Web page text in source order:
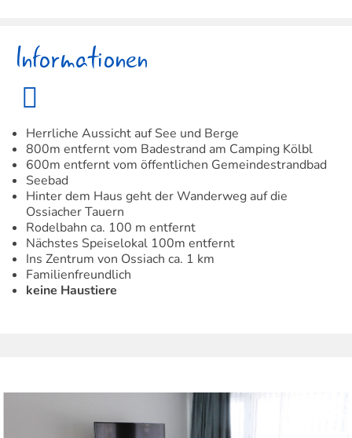
Informationen
Herrliche Aussicht auf See und Berge
800m entfernt vom Badestrand am Camping Kölbl
600m entfernt vom öffentlichen Gemeindestrandbad
Seebad
Hinter dem Haus geht der Wanderweg auf die
Ossiacher Tauern
Rodelbahn ca. 100 m entfernt
Nächstes Speiselokal 100m entfernt
Ins Zentrum von Ossiach ca. 1 km
Familienfreundlich
keine Haustiere